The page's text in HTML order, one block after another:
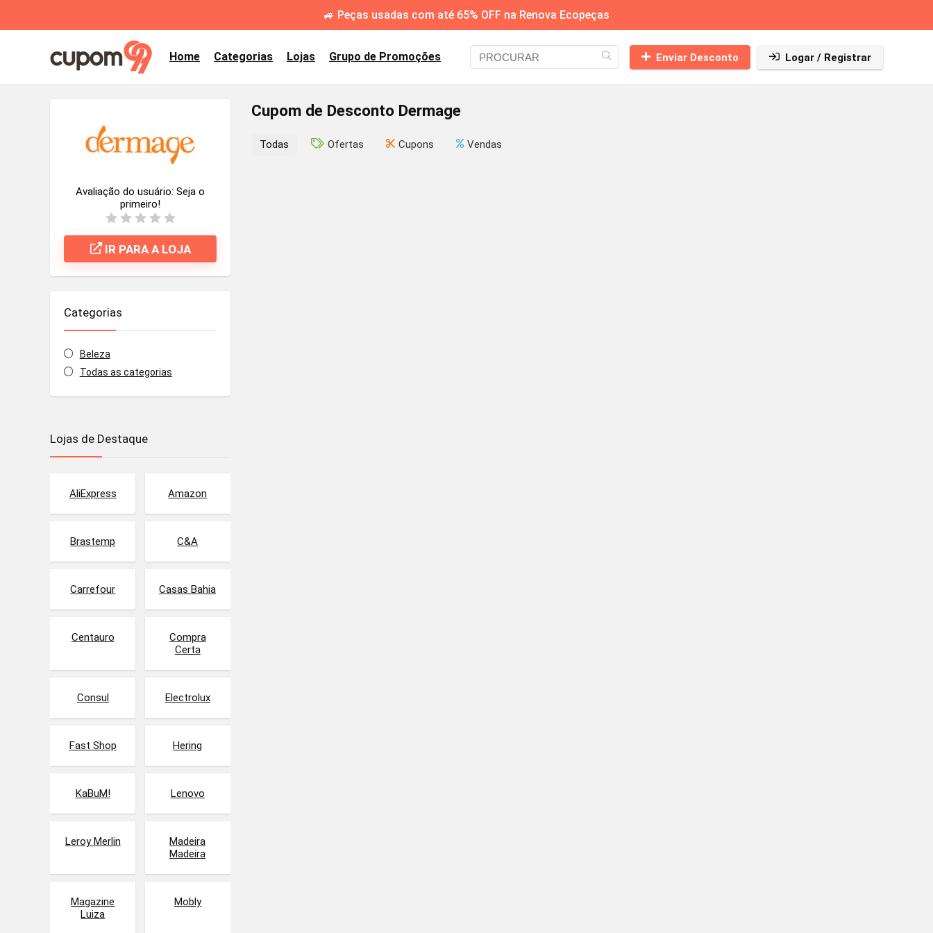
🚙 Peças usadas com até 65% OFF na Renova Ecopeças
Home Categorias Lojas Grupo de Promoções Enviar Desconto Logar / Registrar
Cupom de Desconto Dermage
Avaliação do usuário: Seja o
primeiro!
IR PARA A LOJA
Categorias
Beleza
Todas as categorias
Todas Ofertas Cupons Vendas
Lojas de Destaque
AliExpress Amazon
Brastemp C&A
Carrefour Casas Bahia
Centauro
Compra
Certa
Consul Electrolux
Fast Shop Hering
KaBuM! Lenovo
Leroy Merlin
Madeira
Madeira
Magazine
Luiza
Mobly